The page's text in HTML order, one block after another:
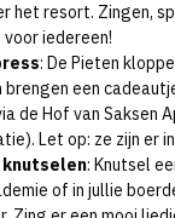
het resort. Zingen,
iedereen!
: De Pieten
brengen een
de Hof van Saksen
Let op: ze zijn er
: Knutsel
of in jullie